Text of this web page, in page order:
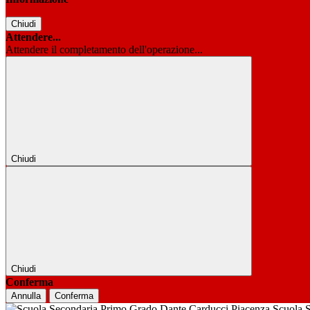
Chiudi
Attendere...
Attendere il completamento dell'operazione...
Chiudi
Chiudi
Conferma
Annulla Conferma